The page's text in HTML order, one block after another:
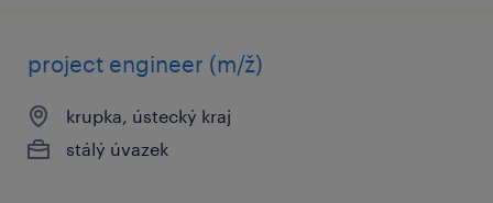
project engineer (m/ž)
krupka, ústecký kraj
stálý úvazek